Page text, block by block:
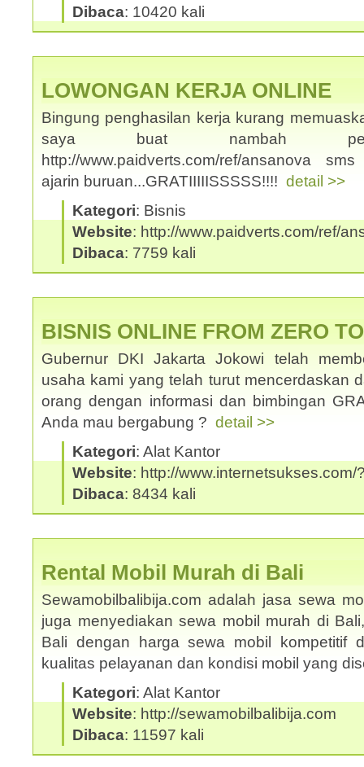
Dibaca: 10420 kali
LOWONGAN KERJA ONLINE
Bingung penghasilan kerja kurang
saya buat nambah
http://www.paidverts.com/ref/ansanova
ajarin buruan...GRATIIIIISSSSS!!!! detail >>
Kategori: Bisnis
Website: http://www.paidverts.com/ref/
Dibaca: 7759 kali
BISNIS ONLINE FROM ZERO
Gubernur DKI Jakarta Jokowi telah
usaha kami yang telah turut mencerdaskan
orang dengan informasi dan bimbingan
Anda mau bergabung ? detail >>
Kategori: Alat Kantor
Website: http://www.internetsukses.com/
Dibaca: 8434 kali
Rental Mobil Murah di Bali
Sewamobilbalibija.com adalah jasa sewa
juga menyediakan sewa mobil murah di
Bali dengan harga sewa mobil kompetitif
kualitas pelayanan dan kondisi mobil yang
Kategori: Alat Kantor
Website: http://sewamobilbalibija.com
Dibaca: 11597 kali